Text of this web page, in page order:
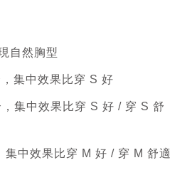
自然胸型
集中效果比穿 S 好
集中效果比穿 S 好 / 穿 S 舒
集中效果比穿 M 好 / 穿 M 舒適